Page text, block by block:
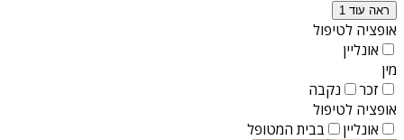
ראה עוד 1
אופציה לטיפול
אונליין
מין
זכר
נקבה
אופציה לטיפול
אונליין
בבית המטופל